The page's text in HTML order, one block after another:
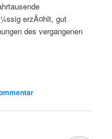
erzÃ¤hlt, gut
des vergangenen